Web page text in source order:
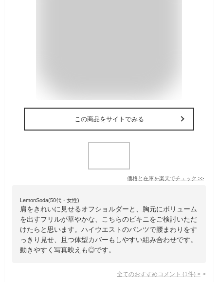
この商品をサイトでみる
価格と在庫を楽天でチェック >>
LemonSoda(50代・女性)
肩をきれいに見せるオフショルダーと、胸元にボリューム
を出すフリルが華やかな、こちらのビキニをご検討いただ
けたらと思います。ハイウエストのパンツで腰まわりをす
っきり見せ、且つ体型カバーもしやすい組み合わせです。
動きやすく写真映えも◎です。
全てのおすすめコメント (1 件) >